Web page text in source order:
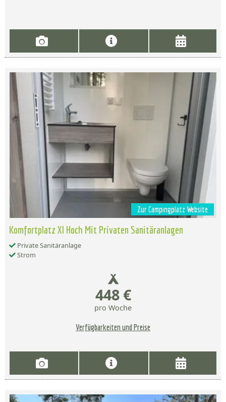
Zur Campingplatz Website
Komfortplatz Xl Hoch Mit Privaten Sanitäranlagen
Private Sanitäranlage
Strom
448 €
pro Woche
Verfügbarkeiten und Preise